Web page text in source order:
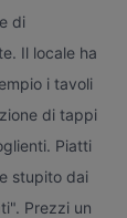
di
Il locale ha
i tavoli
di tappi
Piatti
stupito dai
Prezzi un